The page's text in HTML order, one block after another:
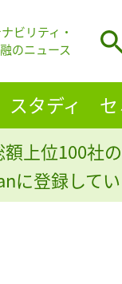
ビリティ・
のニュース
スタディ
額上位100社
に登録して